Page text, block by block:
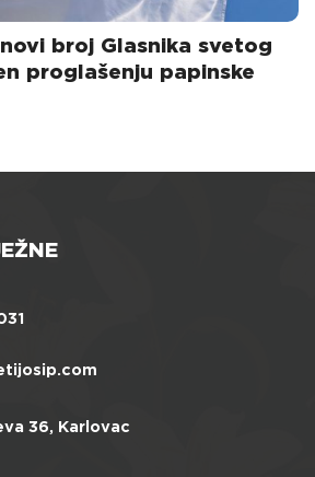
broj Glasnika svetog
proglašenju papinske
36, Karlovac